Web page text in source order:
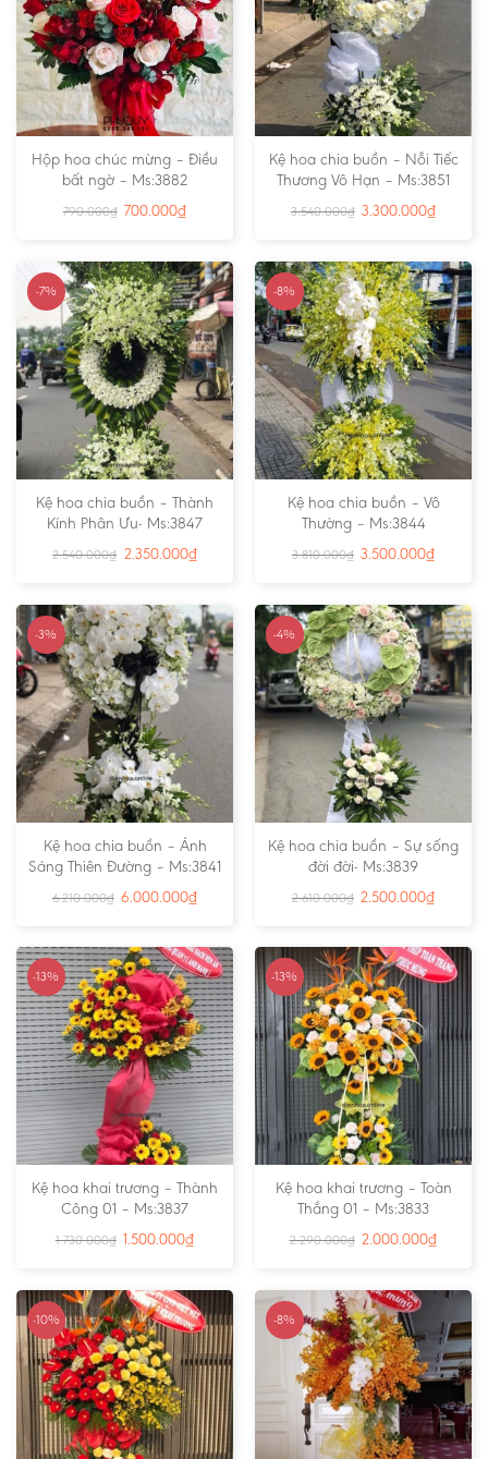
Hộp hoa chúc mừng – Điều
bất ngờ – Ms:3882
790.000₫ 700.000₫
Kệ hoa chia buồn – Nỗi Tiếc
Thương Vô Hạn – Ms:3851
3.540.000₫ 3.300.000₫
-7%
Kệ hoa chia buồn – Thành
Kính Phân Ưu- Ms:3847
2.540.000₫ 2.350.000₫
-8%
Kệ hoa chia buồn – Vô
Thường – Ms:3844
3.810.000₫ 3.500.000₫
-3%
Kệ hoa chia buồn – Ánh
Sáng Thiên Đường – Ms:3841
6.210.000₫ 6.000.000₫
-4%
Kệ hoa chia buồn – Sự sống
đời đời- Ms:3839
2.610.000₫ 2.500.000₫
-13%
Kệ hoa khai trương – Thành
Công 01 – Ms:3837
1.730.000₫ 1.500.000₫
-13%
Kệ hoa khai trương – Toàn
Thắng 01 – Ms:3833
2.290.000₫ 2.000.000₫
-10% -8%